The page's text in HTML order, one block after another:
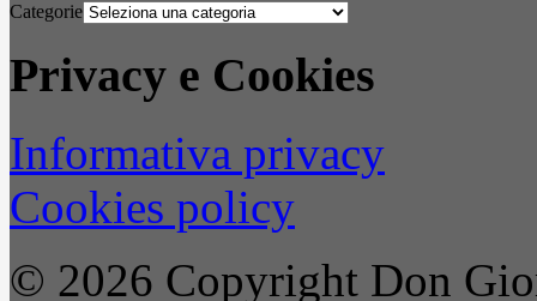
Categorie
Privacy e Cookies
Informativa privacy
Cookies policy
© 2026 Copyright Don